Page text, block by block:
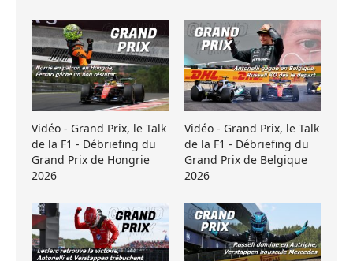
Vidéo - Grand Prix, le Talk
de la F1 - Débriefing du
Grand Prix de Hongrie
2026
Vidéo - Grand Prix, le Talk
de la F1 - Débriefing du
Grand Prix de Belgique
2026